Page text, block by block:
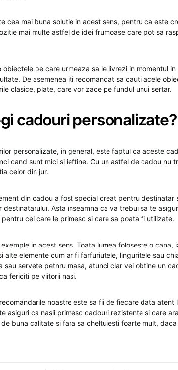
cea mai buna solutie in acest sens, pentru ca este
mai multe astfel de idei frumoase care pot sa
obiectele pe care urmeaza sa le livrezi in momentul
De asemenea iti recomandat sa cauti acele
clasice, plate, care vor zace pe fundul unui sertar.
cadouri personalizate?
personalizate, in general, este faptul ca aceste
cand sunt mici si ieftine. Cu un astfel de cadou nu
celor din jur.
din cadou a fost special creat pentru destinatar
destinatarului. Asta inseamna ca va trebui sa te
cei care le primesc si care sa poata fi utilizate.
in acest sens. Toata lumea foloseste o cana,
alte elemente cum ar fi farfuriutele, linguritele sau
sau servete petnru masa, atunci clar vei obtine un
fericiti pe viitorii nasi.
noastre este sa fii de fiecare data atent
asiguri ca nasii primesc cadouri rezistente si care
buna calitate si fara sa cheltuiesti foarte mult,